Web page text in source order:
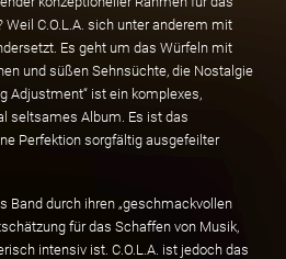
C.O.L.A. sich unter anderem mit
Es geht um das Würfeln mit
und süßen Sehnsüchte, die Nostalgie
Adjustment“ ist ein komplexes,
seltsames Album. Es ist das
Perfektion sorgfältig ausgefeilter
Band durch ihren „geschmackvollen
für das Schaffen von Musik,
intensiv ist. C.O.L.A. ist jedoch das